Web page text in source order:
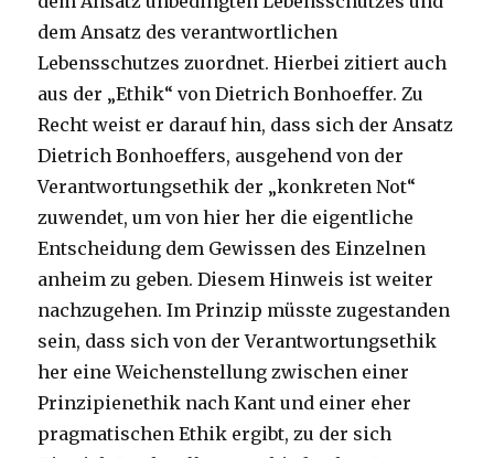
dem Ansatz des verantwortlichen
Lebensschutzes zuordnet. Hierbei zitiert auch
aus der „Ethik“ von Dietrich Bonhoeffer. Zu
Recht weist er darauf hin, dass sich der Ansatz
Dietrich Bonhoeffers, ausgehend von der
Verantwortungsethik der „konkreten Not“
zuwendet, um von hier her die eigentliche
Entscheidung dem Gewissen des Einzelnen
anheim zu geben. Diesem Hinweis ist weiter
nachzugehen. Im Prinzip müsste zugestanden
sein, dass sich von der Verantwortungsethik
her eine Weichenstellung zwischen einer
Prinzipienethik nach Kant und einer eher
pragmatischen Ethik ergibt, zu der sich